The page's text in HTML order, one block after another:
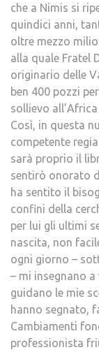
che a Nimis si
quindici anni,
oltre mezzo
alla quale Fratel
originario delle
ben 400 pozzi
sollievo
Così, in questa
competente
sarà proprio il
sentirò onorato
ha sentito il
confini della
per lui gli ultimi
nascita, non
ogni giorno –
– mi insegnano a
guidano le mie
hanno segnato,
Cambiamenti
professionista